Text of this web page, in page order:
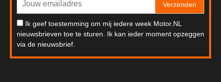
Verzenden
Ik geef toestemming om mij iedere week Motor.NL
nieuwsbrieven toe te sturen. Ik kan ieder moment opzeggen
via de nieuwsbrief.